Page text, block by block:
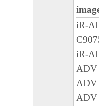
保証も、明
(2) キヤノン
社、キヤノ
店のいずれ
から生ずる
または付随
iR-
iR-
ADV
ADV
ADV